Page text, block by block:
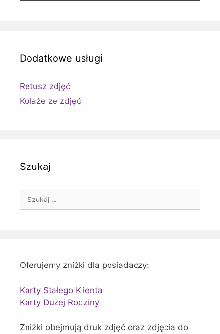
Dodatkowe usługi
Retusz zdjęć
Kolaże ze zdjęć
Szukaj
Szukaj:
Oferujemy zniżki dla posiadaczy:
Karty Stałego Klienta
Karty Dużej Rodziny
Zniżki obejmują druk zdjęć oraz zdjęcia do